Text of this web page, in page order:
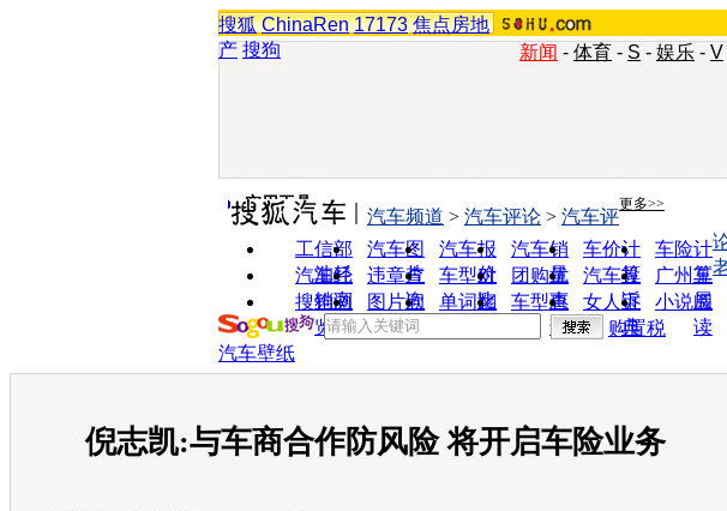
搜狐 ChinaRen 17173 焦点房地
产 搜狗 新闻 - 体育 - S - 娱乐 - V
实用工具 更多>>
工信部
油耗
汽车图
片
汽车报
价
汽车销
量
车价计
算
车险计
算
汽车经
销商
违章查
询
车型对
比
团购优
惠
汽车投
诉
广州车
展
搜狗浏
览器
图片欣
赏
单词翻
车型查
询
女人宝
典
小说阅
读
汽车频道 > 汽车评论 > 汽车评
购置税
汽车壁纸
倪志凯:与车商合作防风险 将开启车险业务